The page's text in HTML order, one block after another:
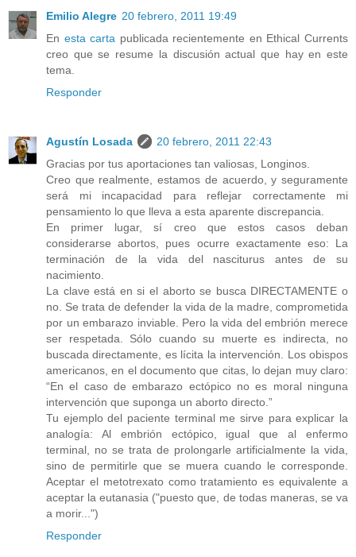
Emilio Alegre 20 febrero, 2011 19:49
En esta carta publicada recientemente en Ethical Currents
creo que se resume la discusión actual que hay en este
tema.
Responder
Agustín Losada
20 febrero, 2011 22:43
Gracias por tus aportaciones tan valiosas, Longinos.
Creo que realmente, estamos de acuerdo, y seguramente
será mi incapacidad para reflejar correctamente mi
pensamiento lo que lleva a esta aparente discrepancia.
En primer lugar, sí creo que estos casos deban
considerarse abortos, pues ocurre exactamente eso: La
terminación de la vida del nasciturus antes de su
nacimiento.
La clave está en si el aborto se busca DIRECTAMENTE o
no. Se trata de defender la vida de la madre, comprometida
por un embarazo inviable. Pero la vida del embrión merece
ser respetada. Sólo cuando su muerte es indirecta, no
buscada directamente, es lícita la intervención. Los obispos
americanos, en el documento que citas, lo dejan muy claro:
“En el caso de embarazo ectópico no es moral ninguna
intervención que suponga un aborto directo.”
Tu ejemplo del paciente terminal me sirve para explicar la
analogía: Al embrión ectópico, igual que al enfermo
terminal, no se trata de prolongarle artificialmente la vida,
sino de permitirle que se muera cuando le corresponde.
Aceptar el metotrexato como tratamiento es equivalente a
aceptar la eutanasia ("puesto que, de todas maneras, se va
a morir...")
Responder